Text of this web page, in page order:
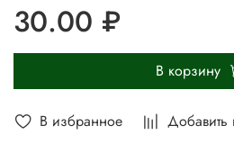
В избранное Добавить
30.00 ₽
В корзину